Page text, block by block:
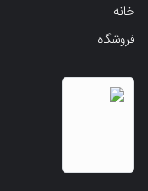
خانه
فروشگاه